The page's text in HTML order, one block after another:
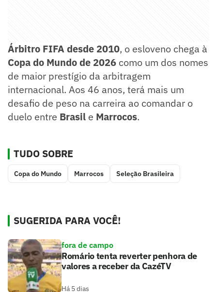
Árbitro FIFA desde 2010, o esloveno chega à
Copa do Mundo de 2026 como um dos nomes
de maior prestígio da arbitragem
internacional. Aos 46 anos, terá mais um
desafio de peso na carreira ao comandar o
duelo entre Brasil e Marrocos.
TUDO SOBRE
Copa do Mundo Marrocos Seleção Brasileira
SUGERIDA PARA VOCÊ!
fora de campo
Romário tenta reverter penhora de
valores a receber da CazéTV
Há 5 dias